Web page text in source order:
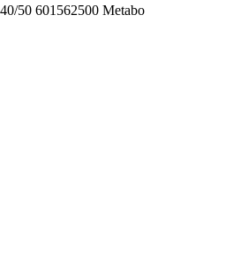
50 601562500 Metabo